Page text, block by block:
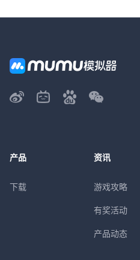
产品
下载
资讯
游戏攻略
有奖活动
产品动态